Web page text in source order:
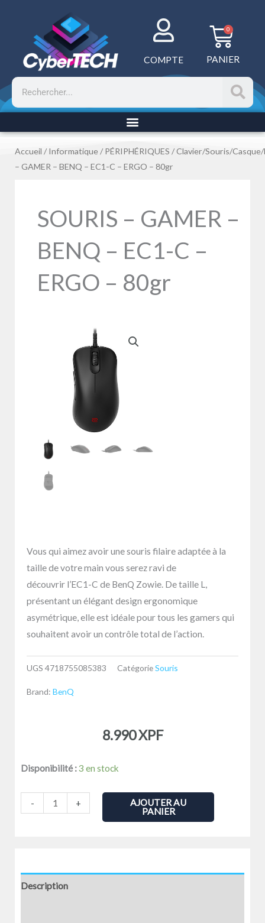
COMPTE
0
PANIER
Rechercher
Accueil /Informatique / PÉRIPHÉRIQUES /Clavier/Souris/
– GAMER – BENQ – EC1-C – ERGO – 80gr
SOURIS – GAMER –
BENQ – EC1-C –
ERGO – 80gr
Vous qui aimez avoir une souris filaire adaptée à la
taille de votre main vous serez ravi de
découvrir l’EC1-C de BenQ Zowie. De taille L,
présentant un élégant design ergonomique
asymétrique, elle est idéale pour tous les gamers qui
souhaitent avoir un contrôle total de l’action.
UGS 4718755085383 CatégorieSouris
Brand: BenQ
8.990XPF
Disponibilité :3 en stock
-
quantité
-
-
+
AJOUTER AU
PANIER
Description